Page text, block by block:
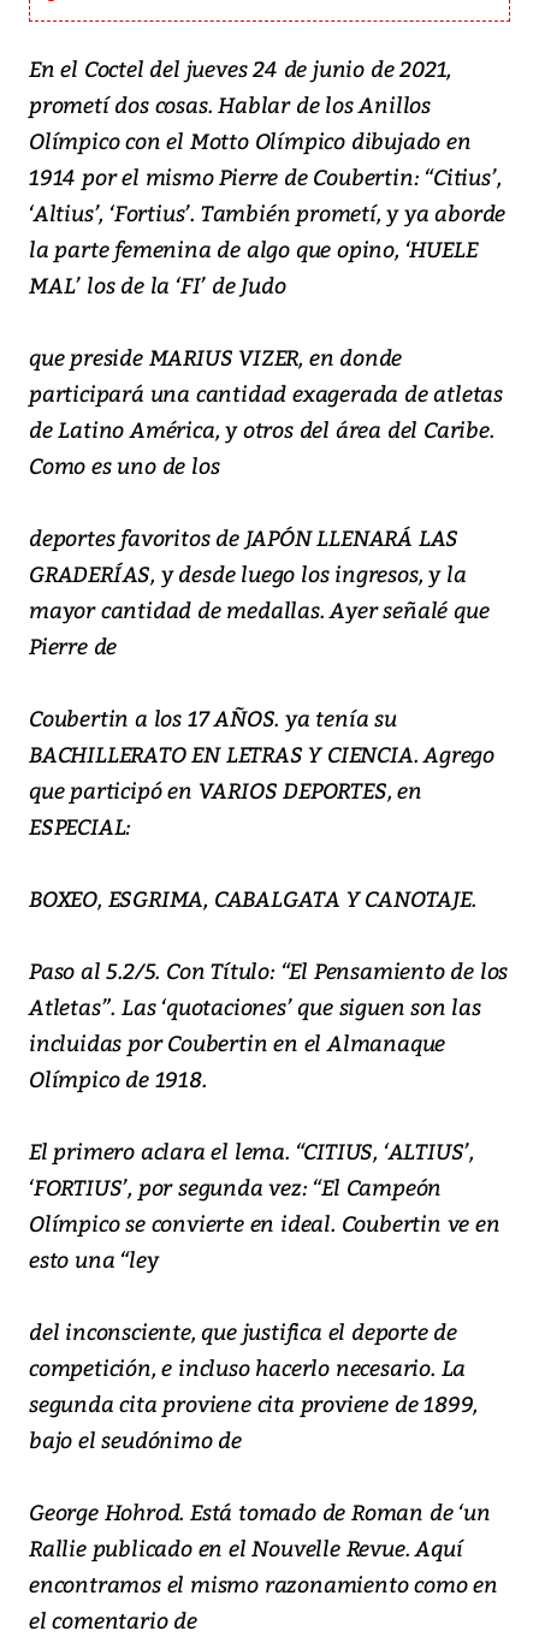
En el Coctel del jueves 24 de junio de 2021,
prometí dos cosas. Hablar de los Anillos
Olímpico con el Motto Olímpico dibujado en
1914 por el mismo Pierre de Coubertin: “Citius’,
‘Altius’, ‘Fortius’. También prometí, y ya aborde
la parte femenina de algo que opino, ‘HUELE
MAL’ los de la ‘FI’ de Judo
que preside MARIUS VIZER, en donde
participará una cantidad exagerada de atletas
de Latino América, y otros del área del Caribe.
Como es uno de los
deportes favoritos de JAPÓN LLENARÁ LAS
GRADERÍAS, y desde luego los ingresos, y la
mayor cantidad de medallas. Ayer señalé que
Pierre de
Coubertin a los 17 AÑOS. ya tenía su
BACHILLERATO EN LETRAS Y CIENCIA. Agrego
que participó en VARIOS DEPORTES, en
ESPECIAL:
BOXEO, ESGRIMA, CABALGATA Y CANOTAJE.
Paso al 5.2/5. Con Título: “El Pensamiento de los
Atletas”. Las ‘quotaciones’ que siguen son las
incluidas por Coubertin en el Almanaque
Olímpico de 1918.
El primero aclara el lema. “CITIUS, ‘ALTIUS’,
‘FORTIUS’, por segunda vez: “El Campeón
Olímpico se convierte en ideal. Coubertin ve en
esto una “ley
del inconsciente, que justifica el deporte de
competición, e incluso hacerlo necesario. La
segunda cita proviene cita proviene de 1899,
bajo el seudónimo de
George Hohrod. Está tomado de Roman de ‘un
Rallie publicado en el Nouvelle Revue. Aquí
encontramos el mismo razonamiento como en
el comentario de